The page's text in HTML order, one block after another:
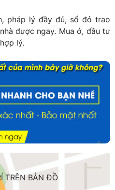
pháp lý đầy đủ, sổ đỏ trao
được ngay. Mua ở, đầu tư
lý.
TRÊN BẢN ĐỒ